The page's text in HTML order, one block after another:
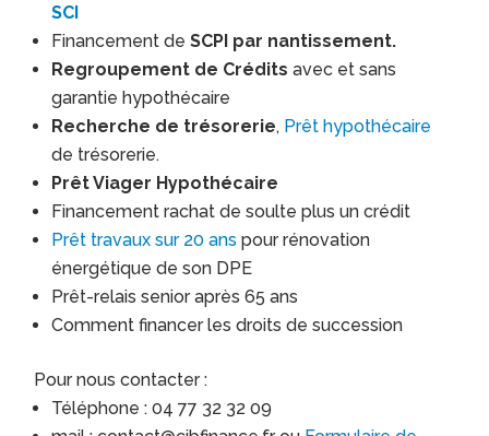
SCI
Financement deSCPI par nantissement.
Regroupement de Créditsavec et sans
garantie hypothécaire
Recherche de trésorerie, Prêt hypothécaire
de trésorerie.
Prêt Viager Hypothécaire
Financement rachat de soulte plus un crédit
Prêt travaux sur 20 ans pour rénovation
énergétique de son DPE
Prêt-relais senior après 65 ans
Comment financer les droits de succession
Pour nous contacter :
Téléphone : 04 77 32 32 09